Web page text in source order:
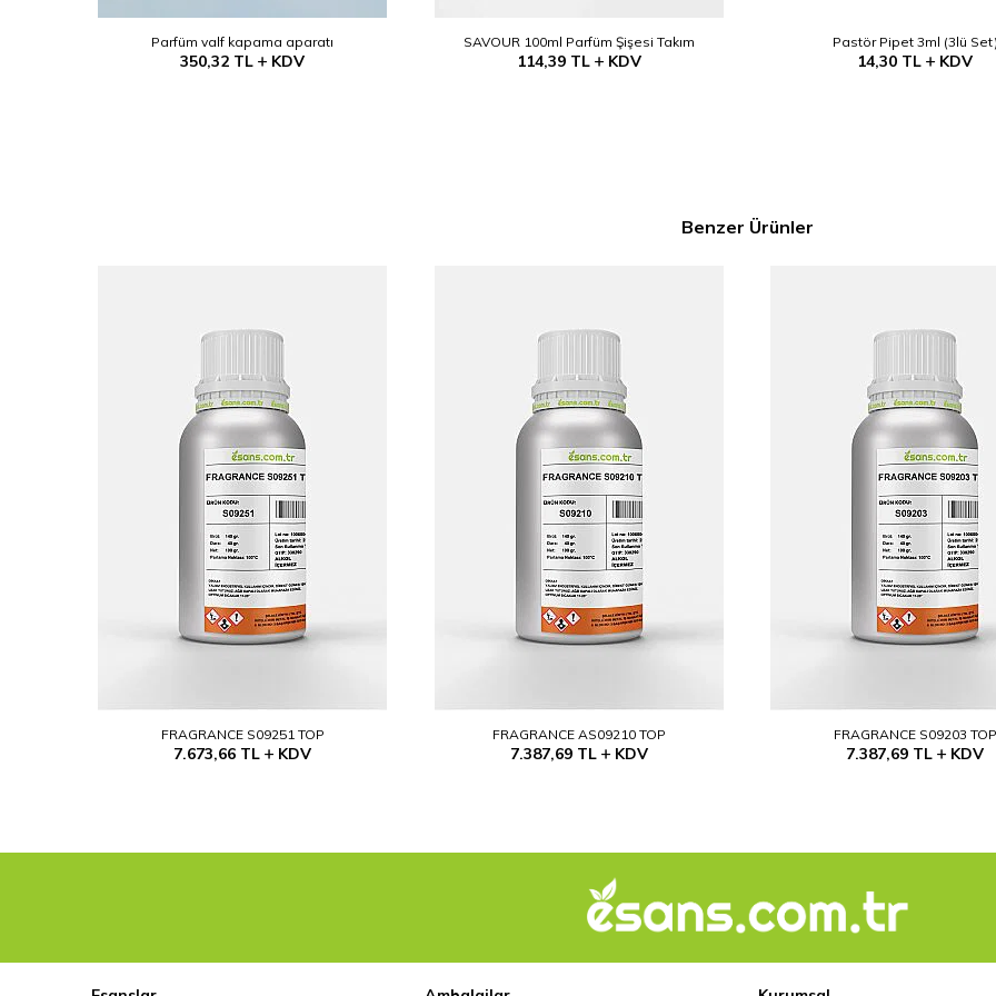
Parfüm valf kapama aparatı
350,32 TL KDV
SAVOUR 100ml Parfüm Şişesi Takım
114,39TL KDV
Pastör Pipet 3ml (3lü
14,30 TL KDV
Benzer Ürünler
FRAGRANCE S09251 TOP
7.673,66 TL KDV
FRAGRANCE AS09210 TOP
7.387,69TL KDV
FRAGRANCE S09203 TOP
7.387,69 TL KDV